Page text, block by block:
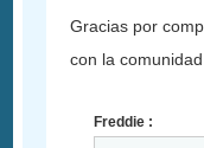
Gracias por
con la
Freddie :